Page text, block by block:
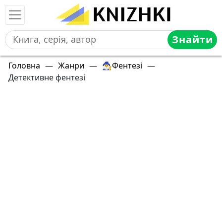
Знайти
Головна — Жанри — 🧙‍♂️Фентезі —
Детективне фентезі